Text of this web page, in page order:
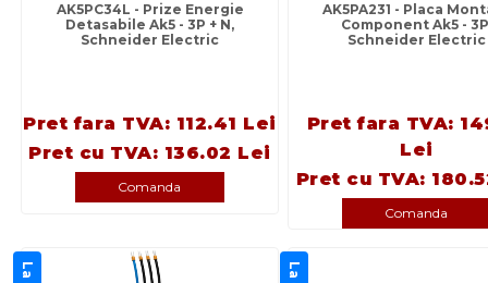
AK5PC34L - Prize Energie
Detasabile Ak5 - 3P + N,
Schneider Electric
Pret fara TVA: 112.41 Lei
Pret cu TVA: 136.02 Lei
Comanda
AK5PA231 - Placa
Component Ak5 -
Schneider Electric
Pret fara TVA:
Lei
Pret cu TVA:
Comanda